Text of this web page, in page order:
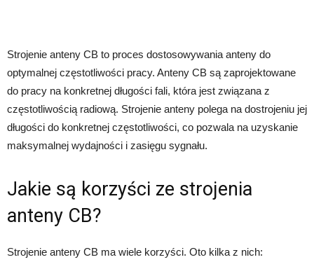
Strojenie anteny CB to proces dostosowywania anteny do
optymalnej częstotliwości pracy. Anteny CB są zaprojektowane
do pracy na konkretnej długości fali, która jest związana z
częstotliwością radiową. Strojenie anteny polega na dostrojeniu jej
długości do konkretnej częstotliwości, co pozwala na uzyskanie
maksymalnej wydajności i zasięgu sygnału.
Jakie są korzyści ze strojenia
anteny CB?
Strojenie anteny CB ma wiele korzyści. Oto kilka z nich: